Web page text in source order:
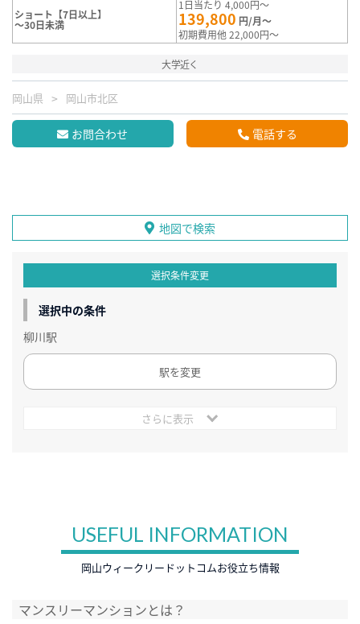
ショート【7日以上】
～30日未満
1日当たり 4,000円～
139,800 円/月～
初期費用他 22,000円～
大学近く
岡山県 岡山市北区
お問合わせ 電話する
地図で検索
選択条件変更
選択中の条件
柳川駅
駅を変更
さらに表示
USEFUL INFORMATION
岡山ウィークリードットコムお役立ち情報
マンスリーマンションとは？